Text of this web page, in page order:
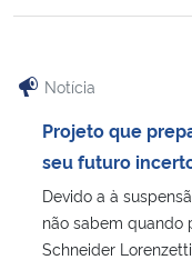
Notícia
Projeto que
seu futuro
Devido a à
não sabem quando
Schneider